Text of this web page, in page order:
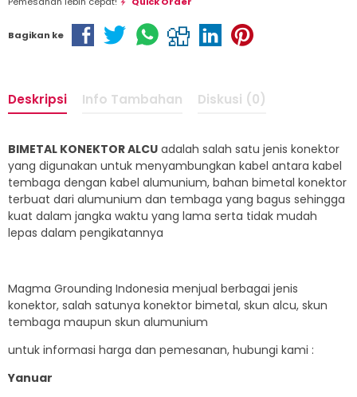
Bagikan ke
Deskripsi Info Tambahan Diskusi (0)
BIMETAL KONEKTOR ALCU adalah salah satu jenis konektor
yang digunakan untuk menyambungkan kabel antara kabel
tembaga dengan kabel alumunium, bahan bimetal konektor
terbuat dari alumunium dan tembaga yang bagus sehingga
kuat dalam jangka waktu yang lama serta tidak mudah
lepas dalam pengikatannya
Magma Grounding Indonesia menjual berbagai jenis
konektor, salah satunya konektor bimetal, skun alcu, skun
tembaga maupun skun alumunium
untuk informasi harga dan pemesanan, hubungi kami :
Yanuar